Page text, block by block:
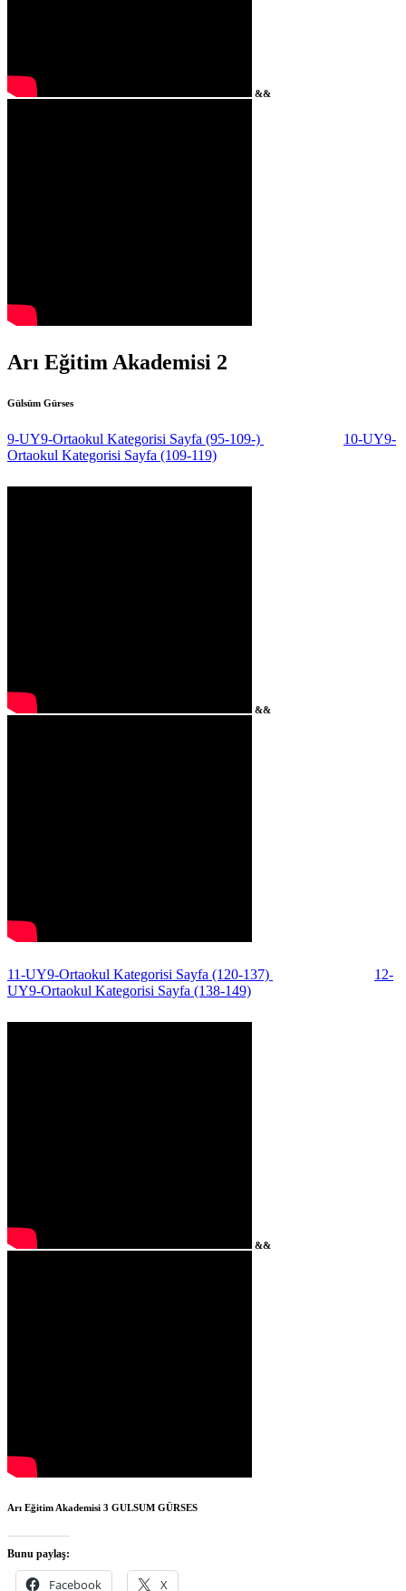
&&
Arı Eğitim Akademisi 2
Gülsüm Gürses
9-UY9-Ortaokul Kategorisi Sayfa (95-109-)
10-UY9-
Ortaokul Kategorisi Sayfa (109-119)
&&
11-UY9-Ortaokul Kategorisi Sayfa (120-137)
12-
UY9-Ortaokul Kategorisi Sayfa (138-149)
&&
Arı Eğitim Akademisi 3 GULSUM GÜRSES
Bunu paylaş:
Facebook X